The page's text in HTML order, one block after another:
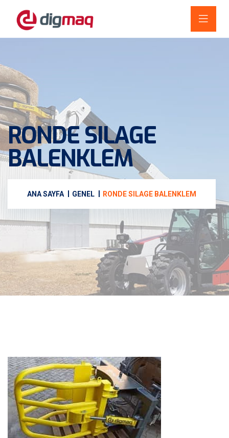
RONDE SILAGE
BALENKLEM
ANA SAYFA GENEL RONDE SILAGE BALENKLEM